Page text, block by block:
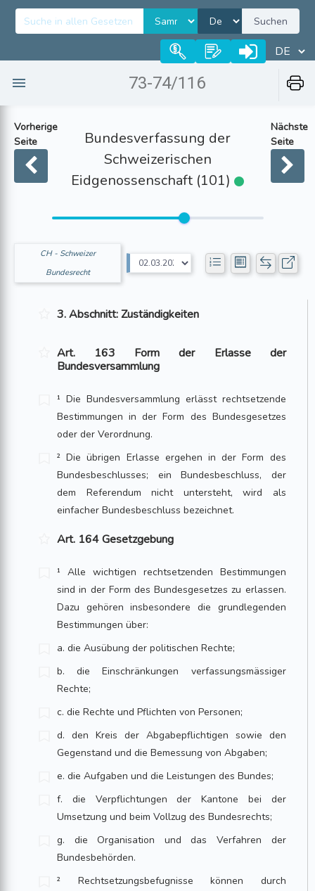
Suchen
73-74/116
Vorherige
Seite
Bundesverfassung der
Schweizerischen
Eidgenossenschaft (101)
Nächste
Seite
CH - Schweizer
Bundesrecht
3. Abschnitt: Zuständigkeiten
Art. 163 Form der Erlasse der
Bundesversammlung
¹ Die Bundesversammlung erlässt rechtsetzende
Bestimmungen in der Form des Bundesgesetzes
oder der Verordnung.
² Die übrigen Erlasse ergehen in der Form des
Bundesbeschlusses; ein Bundesbeschluss, der
dem Referendum nicht untersteht, wird als
einfacher Bundesbeschluss bezeichnet.
Art. 164 Gesetzgebung
¹ Alle wichtigen rechtsetzenden Bestimmungen
sind in der Form des Bundesgesetzes zu erlassen.
Dazu gehören insbesondere die grundlegenden
Bestimmungen über:
a. die Ausübung der politischen Rechte;
b. die Einschränkungen verfassungsmässiger
Rechte;
c. die Rechte und Pflichten von Personen;
d. den Kreis der Abgabepflichtigen sowie den
Gegenstand und die Bemessung von Abgaben;
e. die Aufgaben und die Leistungen des Bundes;
f. die Verpflichtungen der Kantone bei der
Umsetzung und beim Vollzug des Bundesrechts;
g. die Organisation und das Verfahren der
Bundesbehörden.
² Rechtsetzungsbefugnisse können durch